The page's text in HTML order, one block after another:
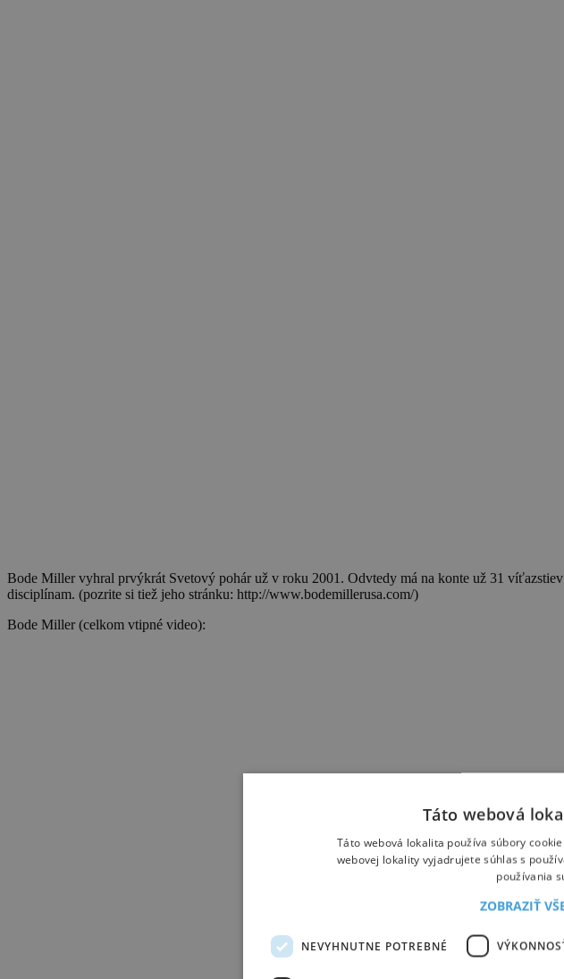
Bode Miller vyhral prvýkrát Svetový pohár už v roku 2001. Odvtedy má na konte už 31
disciplínam. (pozrite si tiež jeho stránku: http://www.bodemillerusa.com/)
Bode Miller (celkom vtipné video):
Táto webová
Táto webová lokalita používa súbory
webovej lokality vyjadrujete súhlas s
používania
ZOBRAZIŤ
NEVYHNUTNE POTREBNÉ